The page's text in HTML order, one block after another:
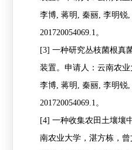
李博, 蒋明 秦丽, 李明锐,
201720054069.1 。
[3] 一种研究丛枝菌根真
装置。 申请人：云南农业
李博, 蒋明 秦丽, 李明锐,
201720054069.1 。
[4] 一种收集农田土壤壤
南农业大学，湛方栋，曾